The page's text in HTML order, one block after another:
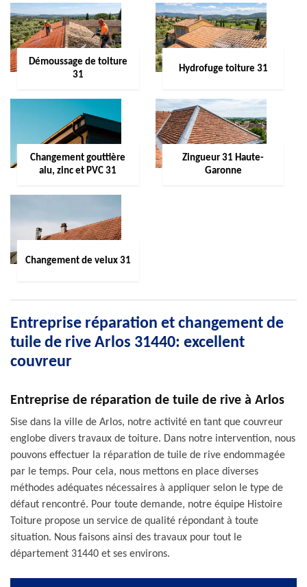
Démoussage de toiture
31
Hydrofuge toiture 31
Changement gouttière
alu, zinc et PVC 31
Zingueur 31 Haute-
Garonne
Changement de velux 31
Entreprise réparation et changement de
tuile de rive Arlos 31440: excellent
couvreur
Entreprise de réparation de tuile de rive à Arlos
Sise dans la ville de Arlos, notre activité en tant que couvreur
englobe divers travaux de toiture. Dans notre intervention, nous
pouvons effectuer la réparation de tuile de rive endommagée
par le temps. Pour cela, nous mettons en place diverses
méthodes adéquates nécessaires à appliquer selon le type de
défaut rencontré. Pour toute demande, notre équipe Histoire
Toiture propose un service de qualité répondant à toute
situation. Nous faisons ainsi des travaux pour tout le
département 31440 et ses environs.